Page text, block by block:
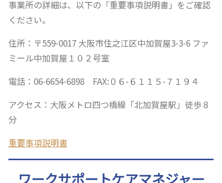
事業所の詳細は、以下の「重要事項説明書」をご確認
ください。
住所：〒559-0017 大阪市住之江区中加賀屋3-3-6 ファ
ミール中加賀屋１０２号室
電話：06-6654-6898 FAX:０６-６１１５-７１９４
アクセス：大阪メトロ四つ橋線「北加賀屋駅」徒歩８
分
重要事項説明書
ワークサポートケアマネジャー